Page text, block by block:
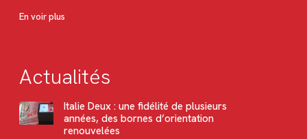
En voir plus
Actualités
Italie Deux : une fidélité de plusieurs
années, des bornes d’orientation
renouvelées